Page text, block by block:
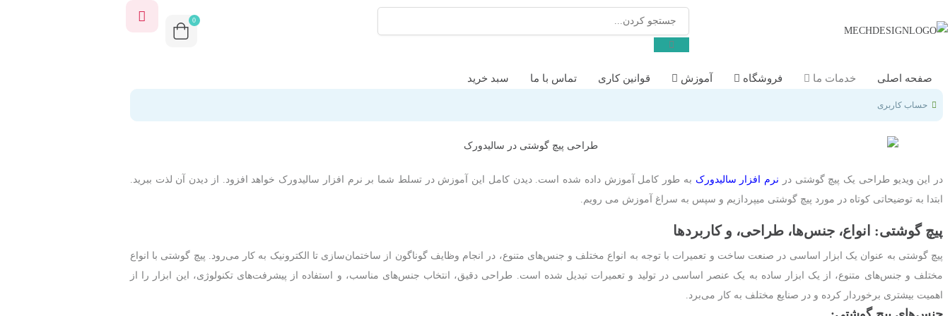
0
صفحه اصلی خدمات ما فروشگاه آموزش قوانین کاری تماس با ما سبد خرید
حساب کاربری
در این ویدیو طراحی یک پیچ گوشتی در نرم افزار سالیدورک به طور کامل آموزش داده شده است. دیدن کامل این آموزش در تسلط شما بر نرم افزار سالیدورک خواهد افزود. از دیدن آن لذت ببرید.
ابتدا به توضیحاتی کوتاه در مورد پیچ گوشتی میپردازیم و سپس به سراغ آموزش می رویم.
پیچ گوشتی: انواع، جنس‌ها، طراحی، و کاربردها
پیچ گوشتی به عنوان یک ابزار اساسی در صنعت ساخت و تعمیرات با توجه به انواع مختلف و جنس‌های متنوع، در انجام وظایف گوناگون از ساختمان‌سازی تا الکترونیک به کار می‌رود. پیچ گوشتی با انواع
مختلف و جنس‌های متنوع، از یک ابزار ساده به یک عنصر اساسی در تولید و تعمیرات تبدیل شده است. طراحی دقیق، انتخاب جنس‌های مناسب، و استفاده از پیشرفت‌های تکنولوژی، این ابزار را از
اهمیت بیشتری برخوردار کرده و در صنایع مختلف به کار می‌برد.